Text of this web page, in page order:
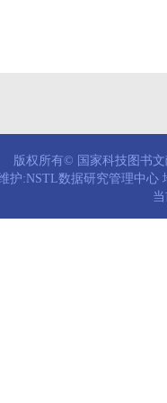
版权所有© 国家科技图书文
护:NSTL数据研究管理中心